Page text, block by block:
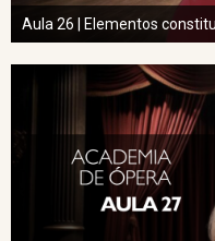
Aula 26 | Elementos